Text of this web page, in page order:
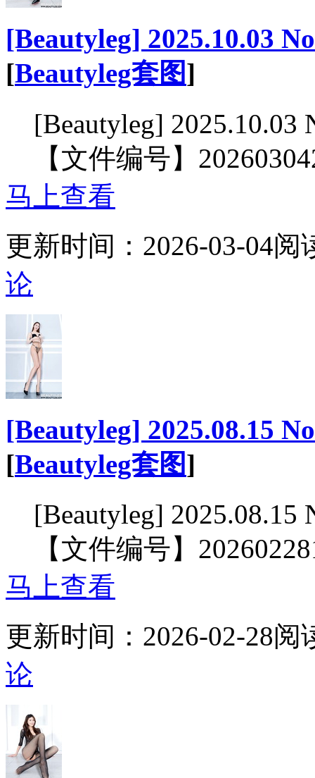
[Beautyleg] 2025.10.03
[Beautyleg套图]
[Beautyleg] 2025.10.03
【文件编号】
马上查看
更新时间： 2026-03-04阅
论
[Beautyleg] 2025.08.15
[Beautyleg套图]
[Beautyleg] 2025.08.15
【文件编号】
马上查看
更新时间： 2026-02-28阅
论